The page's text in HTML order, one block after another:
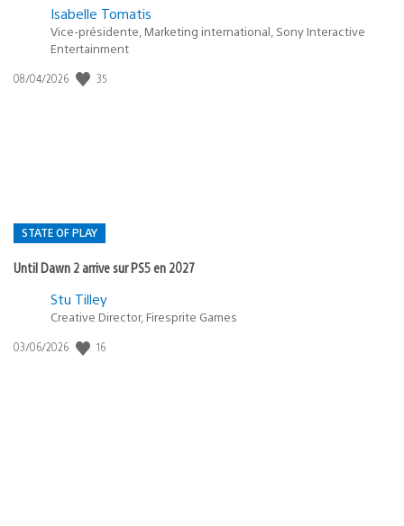
Isabelle Tomatis
Vice-présidente, Marketing international, Sony Interactive
Entertainment
Date
08/04/2026 35
STATE OF PLAY
Until Dawn 2 arrive sur PS5 en 2027
Postée
:
Stu Tilley
Creative Director, Firesprite Games
Date
03/06/2026 16